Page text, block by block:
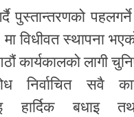
पुस्तान्तरणको
विधीवत स्थापना
कार्यकालको लागी
निर्वाचित सवै
हार्दिक बधाइ